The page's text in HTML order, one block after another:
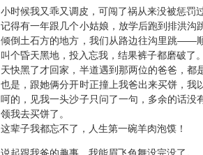
小时候我又乖又调皮，可闯了祸从来没被惩罚过
记得有一年跟几个小姑娘，放学后跑到排洪沟
倾倒土石方的地方，我们从路边往沟里跳——
叫个昏天黑地，投入忘我，结果裤子都磨破了。
天快黑了才回家，半道遇到那两位的爸爸，都
也是，跟她俩分开时正撞上我爸出来买饼，我
呵的，见我一头沙子只问了一句，多余的话没
领我去买饼了。
这辈子我都忘不了，人生第一碗羊肉泡馍！